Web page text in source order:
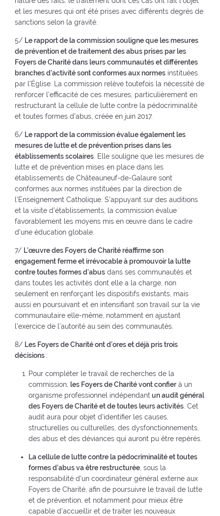
et les mesures qui ont été prises avec différents degrés de
sanctions selon la gravité.
5/ Le rapport de la commission souligne que les mesures
de prévention et de traitement des abus prises par les
Foyers de Charité dans leurs communautés et différentes
branches d’activité sont conformes aux normes instituées
par l’Église. La commission relève toutefois la nécessité de
renforcer l’efficacité de ces mesures, particulièrement en
restructurant la cellule de lutte contre la pédocriminalité
et toutes formes d’abus, créée en juin 2017.
6/ Le rapport de la commission évalue également les
mesures de lutte et de prévention prises dans les
établissements scolaires. Elle souligne que les mesures de
lutte et de prévention mises en place dans les
établissements de Châteauneuf-de-Galaure sont
conformes aux normes instituées par la direction de
l’Enseignement Catholique. S’appuyant sur des auditions
et la visite d’établissements, la commission évalue
favorablement les moyens mis en œuvre dans le cadre
d’une éducation globale.
7/ L’œuvre des Foyers de Charité réaffirme son
engagement ferme et irrévocable à promouvoir la lutte
contre toutes formes d’abus dans ses communautés et
dans toutes les activités dont elle a la charge, non
seulement en renforçant les dispositifs existants, mais
aussi en poursuivant et en intensifiant son travail sur la vie
communautaire elle-même, notamment en ajustant
l’exercice de l’autorité au sein des communautés.
8/ Les Foyers de Charité ont d’ores et déjà pris trois
décisions :
Pour compléter le travail de recherches de la
commission, les Foyers de Charité vont confier à un
organisme professionnel indépendantun audit général
des Foyers de Charité et de toutes leurs activités. Cet
audit aura pour objet d’identifier les causes,
structurelles ou culturelles, des dysfonctionnements,
des abus et des déviances qui auront pu être repérés.
La cellule de lutte contre la pédocriminalité et toutes
formes d’abus va être restructurée, sous la
responsabilité d’un coordinateur général externe aux
Foyers de Charité, afin de poursuivre le travail de lutte
et de prévention, et notamment pour mieux être
capable d’accueillir et de traiter les nouveaux